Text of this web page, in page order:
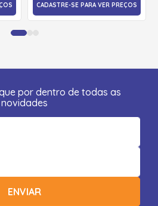
CADASTRE-SE PARA VER PREÇOS
por dentro de todas as
novidades
ENVIAR